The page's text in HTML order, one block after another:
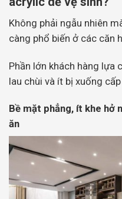
Không phải ngẫu nhiên
càng phổ biến ở các căn
Phần lớn khách hàng lựa
lau chùi và ít bị xuống
Bề mặt phẳng, ít khe hở
ăn